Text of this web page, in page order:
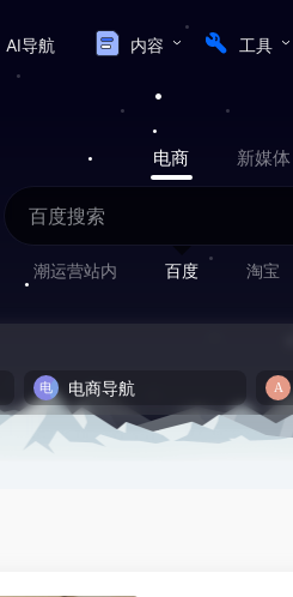
AI导航 内容 工具
电商 新媒体
潮运营站内 百度 淘宝
电商导航